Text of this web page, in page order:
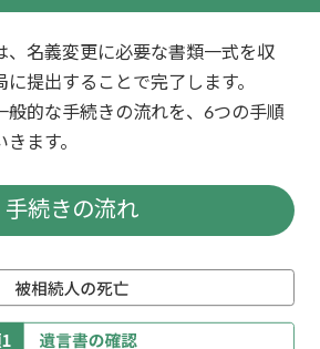
、名義変更に必要な書類一式を収
提出することで完了します。
般的な手続きの流れを、6つの手順
ます。
手続きの流れ